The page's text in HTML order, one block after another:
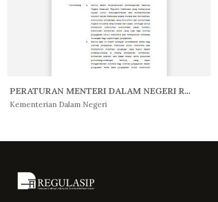
PERATURAN MENTERI DALAM NEGERI R...
Kementerian Dalam Negeri
In Peratur...